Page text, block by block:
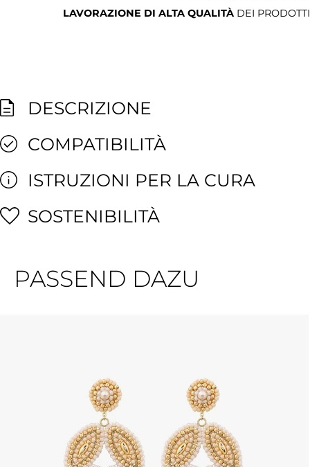
LAVORAZIONE DI ALTA QUALITÀ DEI PRODOTTI
DESCRIZIONE
COMPATIBILITÀ
ISTRUZIONI PER LA CURA
SOSTENIBILITÀ
PASSEND DAZU